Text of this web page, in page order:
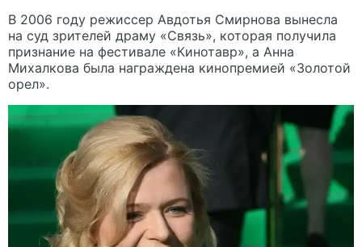
В 2006 году режиссер Авдотья Смирнова вынесла
на суд зрителей драму «Связь», которая получила
признание на фестивале «Кинотавр», а Анна
Михалкова была награждена кинопремией «Золотой
орел».